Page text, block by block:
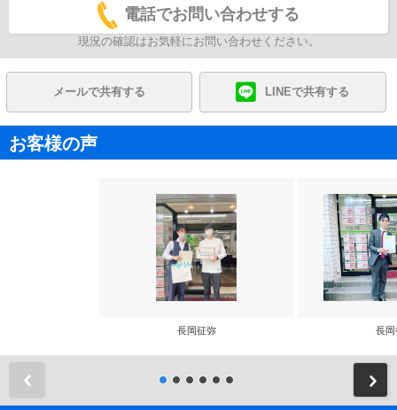
電話でお問い合わせする
現況の確認はお気軽にお問い合わせください。
メールで共有する LINEで共有する
お客様の声
長岡征弥 長岡